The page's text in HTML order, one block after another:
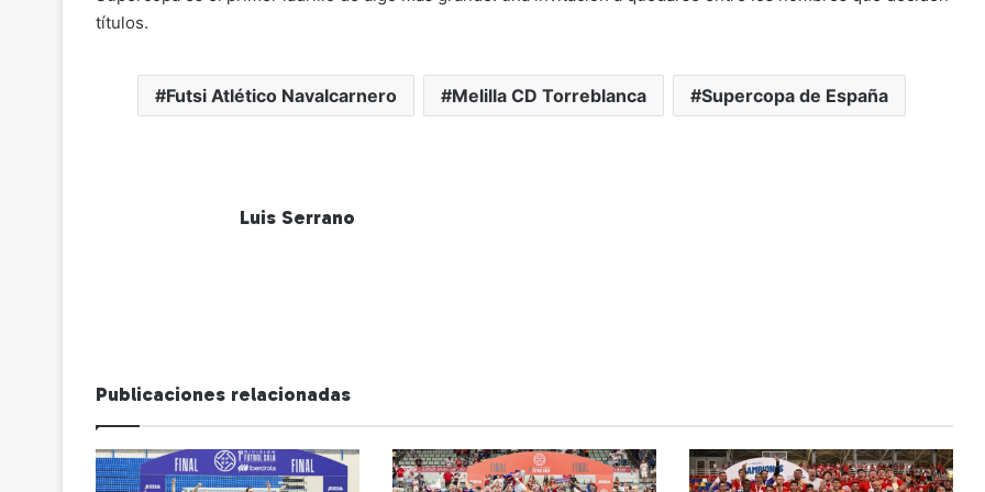
títulos.
Futsi Atlético Navalcarnero Melilla CD Torreblanca Supercopa de España
Luis Serrano
Publicaciones relacionadas